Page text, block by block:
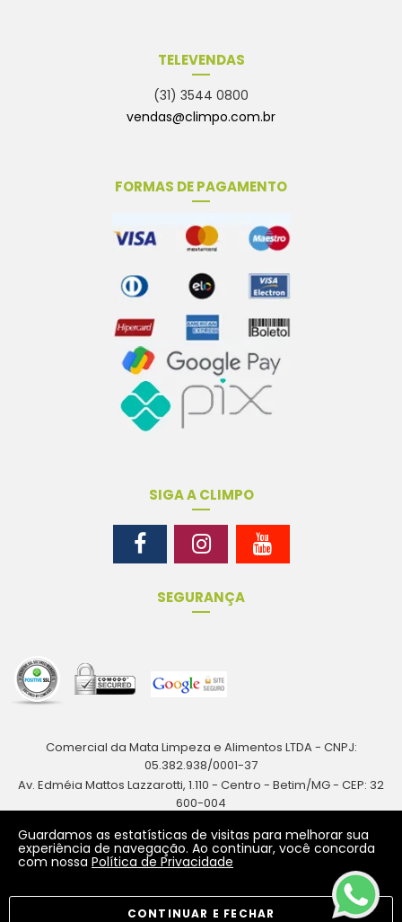
TELEVENDAS
(31) 3544 0800
vendas@climpo.com.br
FORMAS DE PAGAMENTO
SIGA A CLIMPO
SEGURANÇA
Guardamos as estatísticas de visitas para melhorar sua
experiência de navegação. Ao continuar, você concorda
com nossa Política de Privacidade
CONTINUAR E FECHAR
Comercial da Mata Limpeza e Alimentos LTDA - CNPJ:
05.382.938/0001-37
Av. Edméia Mattos Lazzarotti, 1.110 - Centro - Betim/MG - CEP: 32
600-004
600-024